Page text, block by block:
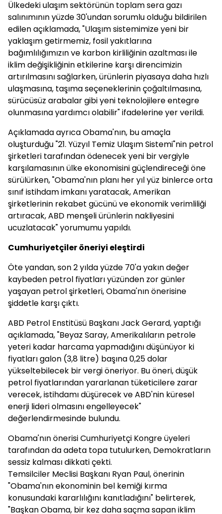
Ülkedeki ulaşım sektörünün toplam sera gazı
salınımının yüzde 30'undan sorumlu olduğu bildirilen
edilen açıklamada, "Ulaşım sistemimize yeni bir
yaklaşım getirmemiz, fosil yakıtlarına
bağımlılığımızın ve karbon kirliliğinin azaltması ile
iklim değişikliğinin etkilerine karşı direncimizin
artırılmasını sağlarken, ürünlerin piyasaya daha hızlı
ulaşmasına, taşıma seçeneklerinin çoğaltılmasına,
sürücüsüz arabalar gibi yeni teknolojilere entegre
olunmasına yardımcı olabilir" ifadelerine yer verildi.
Açıklamada ayrıca Obama'nın, bu amaçla
oluşturduğu "21. Yüzyıl Temiz Ulaşım Sistemi"nin petrol
şirketleri tarafından ödenecek yeni bir vergiyle
karşılamasının ülke ekonomisini güçlendireceği öne
sürülürken, "Obama'nın planı her yıl yüz binlerce orta
sınıf istihdam imkanı yaratacak, Amerikan
şirketlerinin rekabet gücünü ve ekonomik verimliliği
artıracak, ABD menşeli ürünlerin nakliyesini
ucuzlatacak" yorumumu yapıldı.
Cumhuriyetçiler öneriyi eleştirdi
Öte yandan, son 2 yılda yüzde 70'a yakın değer
kaybeden petrol fiyatları yüzünden zor günler
yaşayan petrol şirketleri, Obama'nın önerisine
şiddetle karşı çıktı.
ABD Petrol Enstitüsü Başkanı Jack Gerard, yaptığı
açıklamada, "Beyaz Saray, Amerikalıların petrole
yeteri kadar harcama yapmadığını düşünüyor ki
fiyatları galon (3,8 litre) başına 0,25 dolar
yükseltebilecek bir vergi öneriyor. Bu öneri, düşük
petrol fiyatlarından yararlanan tüketicilere zarar
verecek, istihdamı düşürecek ve ABD'nin küresel
enerji lideri olmasını engelleyecek"
değerlendirmesinde bulundu.
Obama'nın önerisi Cumhuriyetçi Kongre üyeleri
tarafından da adeta topa tutulurken, Demokratların
sessiz kalması dikkati çekti.
Temsilciler Meclisi Başkanı Ryan Paul, önerinin
"Obama'nın ekonominin bel kemiği kırma
konusundaki kararlılığını kanıtladığını" belirterek,
"Başkan Obama, bir kez daha saçma sapan iklim